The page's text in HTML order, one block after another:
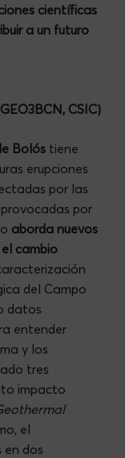
científicas
a un futuro
CSIC)
Bolós tiene
erupciones
por las
por
aborda nuevos
cambio
del Campo
datos
entender
y los
tres
impacto
el
en dos